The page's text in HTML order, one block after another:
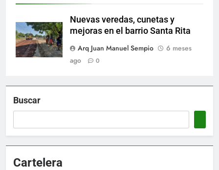
Nuevas veredas, cunetas y
mejoras en el barrio Santa Rita
Arq Juan Manuel Sempio
6 meses
ago
0
Buscar
Cartelera